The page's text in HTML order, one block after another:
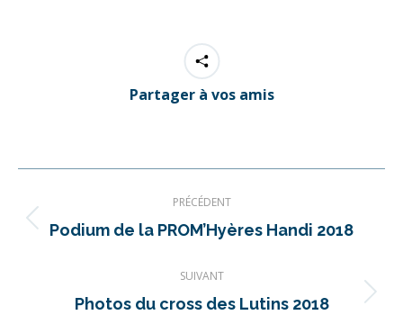
Partager à vos amis
article
PRÉCÉDENT
Article
:
Podium de la PROM’Hyères Handi 2018
SUIVANT
Article
Photos du cross des Lutins 2018